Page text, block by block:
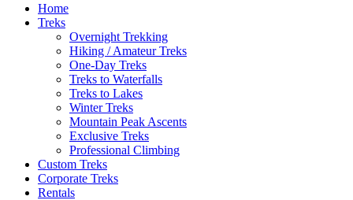
Home
Treks
Overnight Trekking
Hiking / Amateur Treks
One-Day Treks
Treks to Waterfalls
Treks to Lakes
Winter Treks
Mountain Peak Ascents
Exclusive Treks
Professional Climbing
Custom Treks
Corporate Treks
Rentals